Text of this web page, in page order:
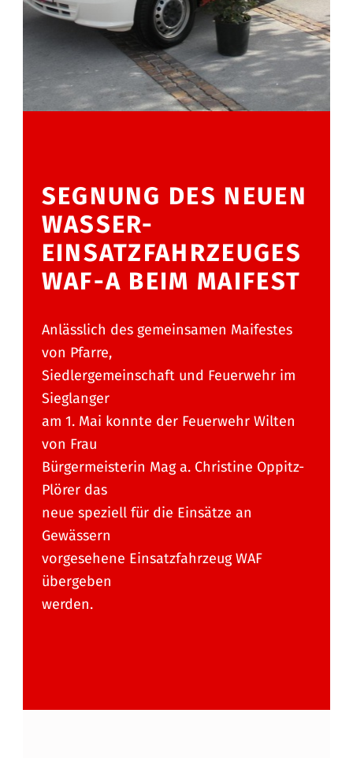
SEGNUNG DES NEUEN
WASSER-
EINSATZFAHRZEUGES
WAF-A BEIM MAIFEST
Anlässlich des gemeinsamen Maifestes
von Pfarre,
Siedlergemeinschaft und Feuerwehr im
Sieglanger
am 1. Mai konnte der Feuerwehr Wilten
von Frau
Bürgermeisterin Mag a. Christine Oppitz-
Plörer das
neue speziell für die Einsätze an
Gewässern
vorgesehene Einsatzfahrzeug WAF
übergeben
werden.